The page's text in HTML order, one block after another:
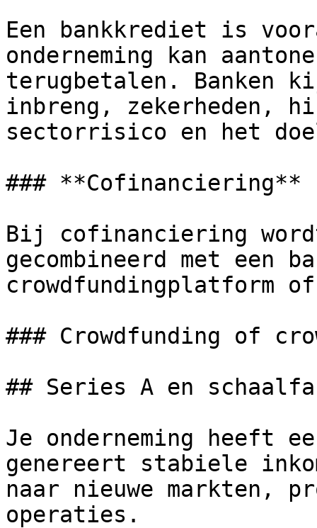
Een bankkrediet is
onderneming kan
terugbetalen. Banken
inbreng, zekerheden,
sectorrisico en het
### **Cofinanciering**
Bij cofinanciering
gecombineerd met een
crowdfundingplatform
### Crowdfunding of
## Series A en
Je onderneming heeft
genereert stabiele
naar nieuwe markten,
operaties.